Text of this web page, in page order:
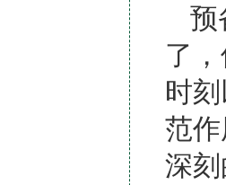
预
了
时
范
深